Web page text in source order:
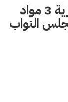
رفض دعوى تطلب عدم دستورية 3 مواد
النواب